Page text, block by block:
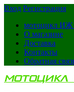
Вход Регистрация
мотоцикл ИЖ
О магазине
Доставка
Контакты
Обратная
МОТОЦИКЛ